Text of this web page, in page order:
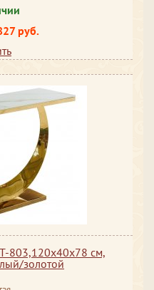
руб.
803,120х40х78 см,
золотой